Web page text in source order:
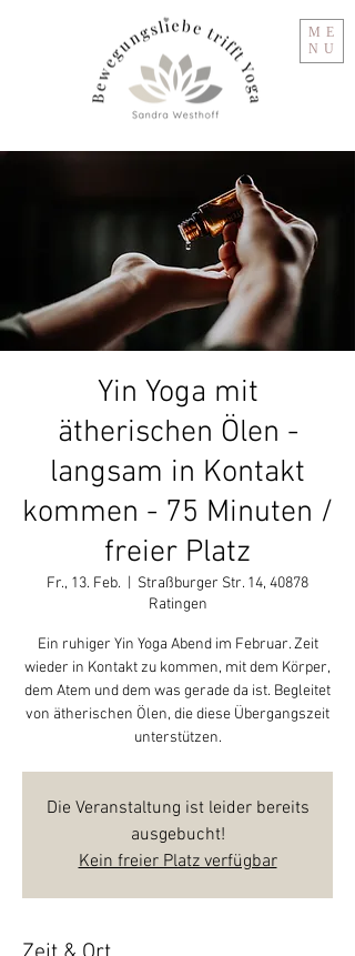
ME
NU
Yin Yoga mit
ätherischen Ölen -
langsam in Kontakt
kommen - 75 Minuten /
freier Platz
Fr., 13. Feb.
Straßburger Str. 14, 40878
Ratingen
Ein ruhiger Yin Yoga Abend im Februar. Zeit
wieder in Kontakt zu kommen, mit dem Körper,
dem Atem und dem was gerade da ist. Begleitet
von ätherischen Ölen, die diese Übergangszeit
unterstützen.
Die Veranstaltung ist leider bereits
ausgebucht!
Kein freier Platz verfügbar